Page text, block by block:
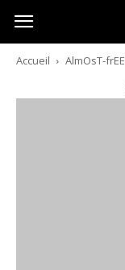
Australia-
australie.com
Accueil AlmOsT-frEE